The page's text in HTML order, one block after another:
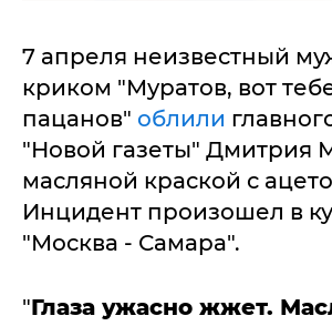
7 апреля неизвестный
криком "Муратов, вот
пацанов" облили
"Новой газеты" Дмитрия
масляной краской с
Инцидент произошел в
"Москва - Самара".
"Глаза ужасно жжет.